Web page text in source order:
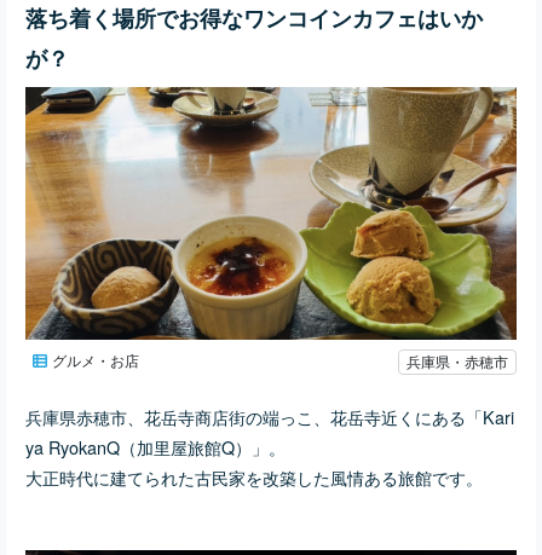
落ち着く場所でお得なワンコインカフェはいか
が？
グルメ・お店 兵庫県・赤穂市
兵庫県赤穂市、花岳寺商店街の端っこ、花岳寺近くにある「Kari
ya RyokanQ（加里屋旅館Q）」。
大正時代に建てられた古民家を改築した風情ある旅館です。